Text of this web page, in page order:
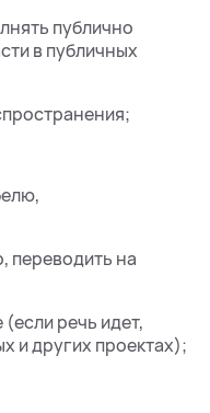
публично
в публичных
переводить на
речь идет,
и других проектах);